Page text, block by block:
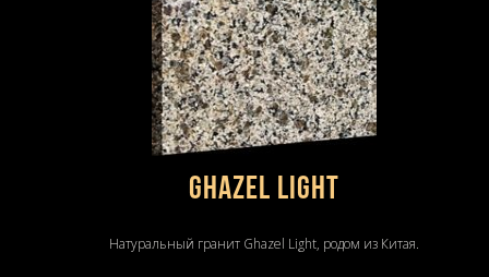
Ghazel Light
Натуральный гранит Ghazel Light, родом из Китая.